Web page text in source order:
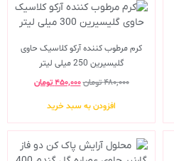
کرم مرطوب کننده آرکو کلاسیک حاوی
گلیسیرین 250 میلی لیتر
۴۸۰,۰۰۰تومان۴۵۰,۰۰۰ تومان
افزودن به سبد خرید